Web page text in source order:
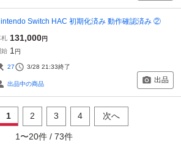
Switch HAC 初期化済み 動作確認済み ②
札 131,000円
始 1 円
27 3/28 21:33終了
出品中の商品 出品
1 2 3 4 次へ
1 〜20件 / 73件